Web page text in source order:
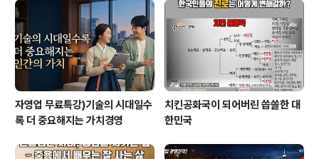
자영업 무료특강)기술의 시대일수
록 더 중요해지는 가치경영
치킨공화국이 되어버린 씁쓸한 대
한민국